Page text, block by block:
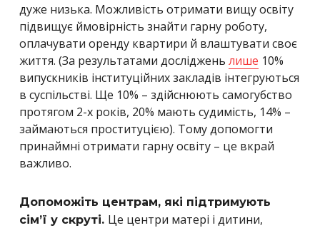
дуже низька. Можливість отримати вищу освіту
підвищує ймовірність знайти гарну роботу,
оплачувати оренду квартири й влаштувати своє
життя. (За результатами досліджень лише 10%
випускників інституційних закладів інтегруються
в суспільстві. Ще 10% – здійснюють самогубство
протягом 2-х років, 20% мають судимість, 14% –
займаються проституцією). Тому допомогти
принаймні отримати гарну освіту – це вкрай
важливо.
Допоможіть центрам, які підтримують
сім’ї у скруті. Це центри матері і дитини,